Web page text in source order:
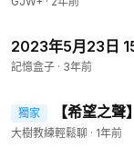
2023年5月23日
記憶盒子 · 3年前
會員專享
獨家 【希望之
大樹教練輕鬆聊 · 1年前